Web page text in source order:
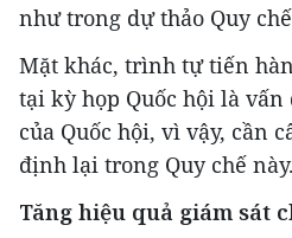
như trong dự thảo Quy
Mặt khác, trình tự tiến
tại kỳ họp Quốc hội là
của Quốc hội, vì vậy, cần
định lại trong Quy chế này.
Tăng hiệu quả giám sát